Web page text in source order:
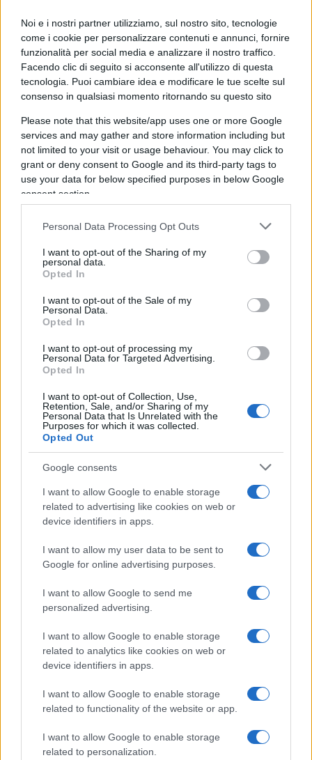
Noi e i nostri partner utilizziamo, sul nostro sito, tecnologie
come i cookie per personalizzare contenuti e annunci, fornire
funzionalità per social media e analizzare il nostro traffico.
Facendo clic di seguito si acconsente all'utilizzo di questa
tecnologia. Puoi cambiare idea e modificare le tue scelte sul
consenso in qualsiasi momento ritornando su questo sito
Please note that this website/app uses one or more Google
services and may gather and store information including but
not limited to your visit or usage behaviour. You may click to
grant or deny consent to Google and its third-party tags to
use your data for below specified purposes in below Google
consent section.
Personal Data Processing Opt Outs
I want to opt-out of the Sharing of my
personal data.
Opted In
I want to opt-out of the Sale of my
Personal Data.
Opted In
I want to opt-out of processing my
Personal Data for Targeted Advertising.
Opted In
I want to opt-out of Collection, Use,
Retention, Sale, and/or Sharing of my
Personal Data that Is Unrelated with the
Purposes for which it was collected.
Opted Out
Google consents
I want to allow Google to enable storage
related to advertising like cookies on web or
device identifiers in apps.
I want to allow my user data to be sent to
Google for online advertising purposes.
I want to allow Google to send me
personalized advertising.
I want to allow Google to enable storage
related to analytics like cookies on web or
device identifiers in apps.
I want to allow Google to enable storage
related to functionality of the website or app.
I want to allow Google to enable storage
related to personalization.
fibra è qualcosa di sostenibile da molti punti di
vista”, ha dichiarato Rossetti, al quale abbiamo
poi chiesto quali siano i tempi prospettati per il
raggiungimento di una più vasta copertura del
territorio nazionale con la fibra (al punto cioè da
rimpiazzare le più tradizionali tecnologie).
“Dipende molto, anche da un punto di vista del
sistema Paese, dalle linee guida che il governo
percorso di breve termine, ma ci vorranno ancora
degli anni. È importante avere un obiettivo:
2030/2032,perché una delle cose che bisognerà
soluzione digitale saràentrare nelle case degli
italianiper sostituire l’attuale presa con il rame e
sostituirla con quella per la fibra ottica”, ha
preventivato il top manager, auspicando un “piano
tempi certi”.
Marco Leardi, 23 luglio 2023
Rivivi qui tutti gli interventi e le tavole
Il politicamente corretto sta uccidendo l’ironia
“Sfumature scorrette”: pièce teatrale
controcorrente
“Vietato ridere di Calimero”. Il prof e la lezione
“Serve amore per il Paese”. Segreti e
prospettive tra lusso e cultura
“Siamo il Paese più bello del mondo”. L’Italia e
il turismo senza confini